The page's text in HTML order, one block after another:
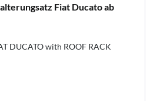
Fiat Ducato ab
DUCATO with ROOF RACK